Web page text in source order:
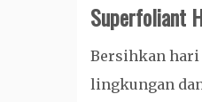
Superfoliant
Bersihkan hari
lingkungan